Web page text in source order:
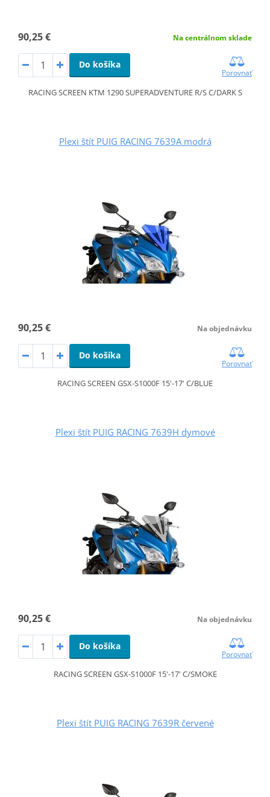
90,25 € Na centrálnom sklade
Do košíka
Porovnať
RACING SCREEN KTM 1290 SUPERADVENTURE R/S C/DARK S
Plexi štít PUIG RACING 7639A modrá
90,25 € Na objednávku
Do košíka
Porovnať
RACING SCREEN GSX-S1000F 15'-17' C/BLUE
Plexi štít PUIG RACING 7639H dymové
90,25 € Na objednávku
Do košíka
Porovnať
RACING SCREEN GSX-S1000F 15'-17' C/SMOKE
Plexi štít PUIG RACING 7639R červené